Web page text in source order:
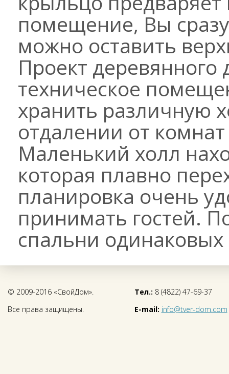
помещение, Вы
можно оставить
Проект
техническое
хранить различную
отдалении от
Маленький холл
которая плавно
планировка очень
принимать гостей.
спальни
© 2009-2016 «СвойДом».
Все права защищены.
Тел.: 8 (4822) 47-69-37
E-mail: info@tver-dom.com